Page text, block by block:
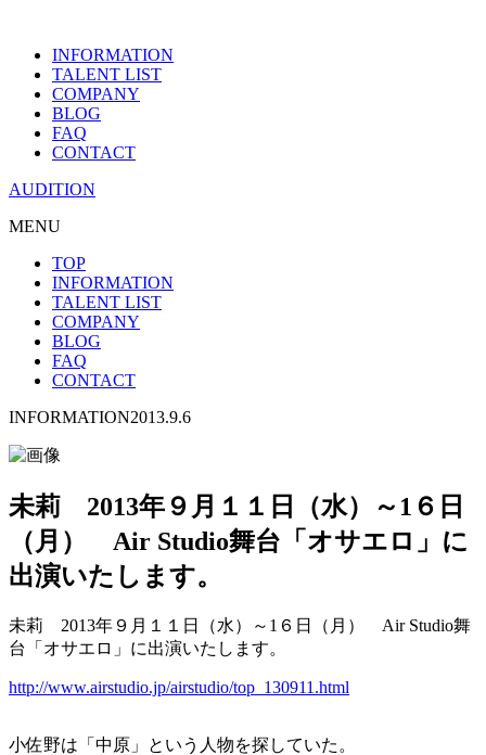
INFORMATION
TALENT LIST
COMPANY
BLOG
FAQ
CONTACT
AUDITION
MENU
TOP
INFORMATION
TALENT LIST
COMPANY
BLOG
FAQ
CONTACT
INFORMATION2013.9.6
未莉 2013年９月１１日（水）～1６日
（月） Air Studio舞台「オサエロ」に
出演いたします。
未莉 2013年９月１１日（水）～1６日（月） Air Studio舞
台
「オサエロ」に出演いたします。
http://www.airstudio.jp/airstudio/top_130911.html
小佐野は「中原」という人物を探していた。